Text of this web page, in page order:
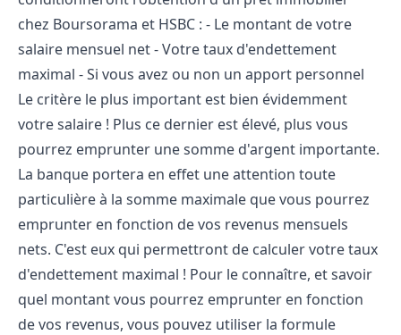
chez Boursorama et HSBC : - Le montant de votre
salaire mensuel net - Votre taux d'endettement
maximal - Si vous avez ou non un apport personnel
Le critère le plus important est bien évidemment
votre salaire ! Plus ce dernier est élevé, plus vous
pourrez emprunter une somme d'argent importante.
La banque portera en effet une attention toute
particulière à la somme maximale que vous pourrez
emprunter en fonction de vos revenus mensuels
nets. C'est eux qui permettront de calculer votre taux
d'endettement maximal ! Pour le connaître, et savoir
quel montant vous pourrez emprunter en fonction
de vos revenus, vous pouvez utiliser la formule